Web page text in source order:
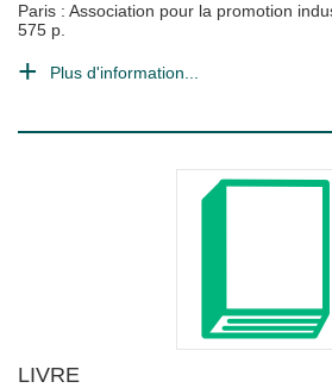
Paris : Association pour la promotion
575 p.
Plus d'information...
LIVRE